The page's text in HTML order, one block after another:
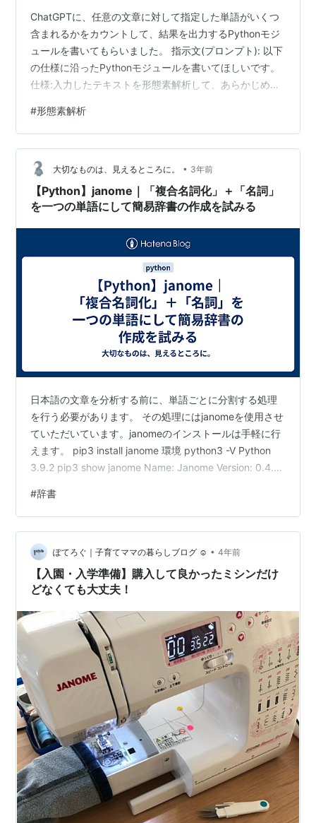
ChatGPTに、任意の文章に対して指定した単語がいくつ
含まれるかをカウントして、結果を出力するPythonモジ
ュールを書いてもらいました。 指示文(プロンプト): 以下
の仕様に沿ったPythonモジュールを書いてほしいです。
仕様:入力したテキストを形態素解析して、あらかじめ指
るかをカウントする。カウント結果は、「単語名:カウン
ト数」というフォーマットで標準出力する。単語リスト
は、別途、テキストファイルで用意しておく。テキスト
ファイルは1行に1単語を記載したものとする。単語リス
トの名称は wordlist.txt としたい。 このモジュールを…
#形態素解析
大切なものは、見えるところに。 • 3年前
【Python】janome｜「複合名詞化」＋「名詞」
を一つの単語にして簡易辞書の作成を試みる
日本語の文章を分析する前に、単語ごとに分割する処理
を行う必要があります。 その処理にはjanomeを使用させ
ていただいています。janomeのインストールは手軽に行
えます。 pip3 install janome 環境 python3 -V Python
3.9.2 pip3 show janome Name: Janome Version: 0.4.2
す。 そのまま処理をうと「名詞」と「名詞」が分離して
出力されます。 # Janomeを使うための宣言 from
janome.tokenizer import Tokenizer imp…
#辞書
ぽてろぐ｜子育てママの暮らしブログ ☺︎ • 4年前
【入園・入学準備】購入して良かったミシンだけ
どなくても大丈夫！